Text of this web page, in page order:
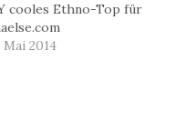
cooles Ethno-Top für
Mai 2014